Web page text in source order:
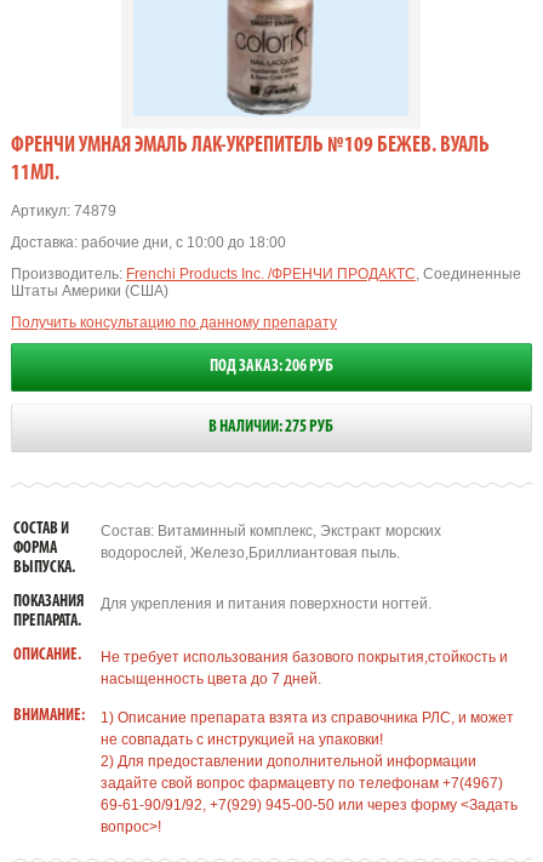
ФРЕНЧИ УМНАЯ ЭМАЛЬ ЛАК-УКРЕПИТЕЛЬ №109 БЕЖЕВ. ВУАЛЬ
11МЛ.
Артикул:74879
Доставка: рабочие дни, с 10:00 до 18:00
Производитель: Frenchi Products Inc. /ФРЕНЧИ ПРОДАКТС, Соединенные
Штаты Америки (США)
Получить консультацию по данному препарату
ПОД ЗАКАЗ: 206 РУБ
В НАЛИЧИИ: 275 РУБ
СОСТАВ И
ФОРМА
ВЫПУСКА.
Состав: Витаминный комплекс, Экстракт морских
водорослей, Железо,Бриллиантовая пыль.
ПОКАЗАНИЯ
ПРЕПАРАТА.
Для укрепления и питания поверхности ногтей.
ОПИСАНИЕ.
Не требует использования базового покрытия,стойкость и
насыщенность цвета до 7 дней.
ВНИМАНИЕ:
1) Описание препарата взята из справочника РЛС, и может
не совпадать с инструкцией на упаковки!
2) Для предоставлении дополнительной информации
задайте свой вопрос фармацевту по телефонам +7(4967)
69-61-90/91/92, +7(929) 945-00-50 или через форму <Задать
вопрос>!